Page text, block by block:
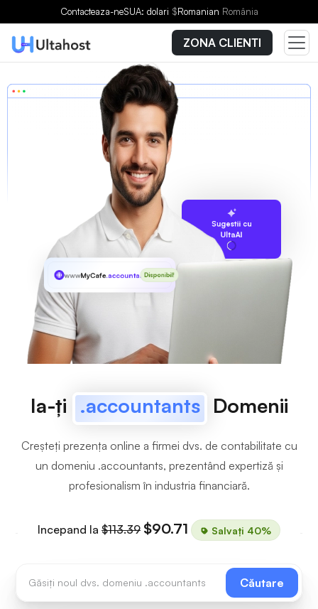
Contacteaza-neSUA: dolari $Romanian România
ZONA CLIENTI
Sugestii cu
UltaAI
wwwMyCafe.accountantsDisponibil!
Ia-ți .accountants Domenii
Creșteți prezența online a firmei dvs. de contabilitate cu
un domeniu .accountants, prezentând expertiză și
profesionalism în industria financiară.
Incepand la $113.39 $90.71 Salvați 40%
Căutare